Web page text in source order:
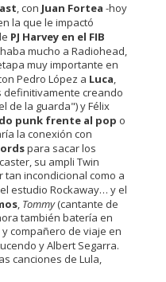
, con Juan Fortea -hoy
la que le impactó
PJ Harvey en el FIB
mucho a Radiohead,
muy importante en
Pedro López a Luca,
definitivamente creando
de la guarda") y Félix
punk frente al pop o
la conexión con
para sacar los
su ampli Twin
incondicional como a
estudio Rockaway… y el
, Tommy(cantante de
también batería en
compañero de viaje en
y Albert Segarra.
canciones de Lula,